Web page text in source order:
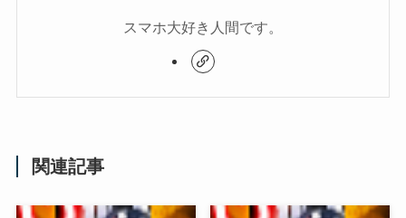
スマホ大好き人間です。
関連記事